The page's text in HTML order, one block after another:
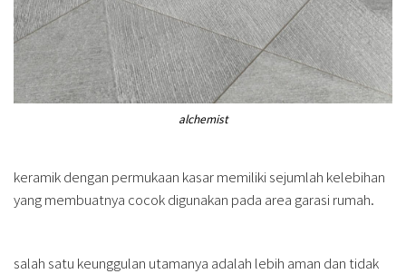
alchemist
keramik dengan permukaan kasar memiliki sejumlah kelebihan
yang membuatnya cocok digunakan pada area garasi rumah.
salah satu keunggulan utamanya adalah lebih aman dan tidak